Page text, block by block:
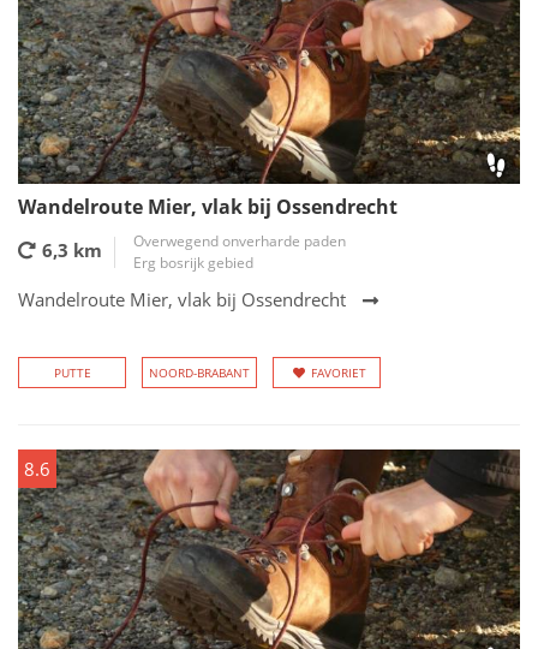
Wandelroute Mier, vlak bij Ossendrecht
6,3 km
Overwegend onverharde paden
Erg bosrijk gebied
Wandelroute Mier, vlak bij Ossendrecht
PUTTE NOORD-BRABANT FAVORIET
8.6